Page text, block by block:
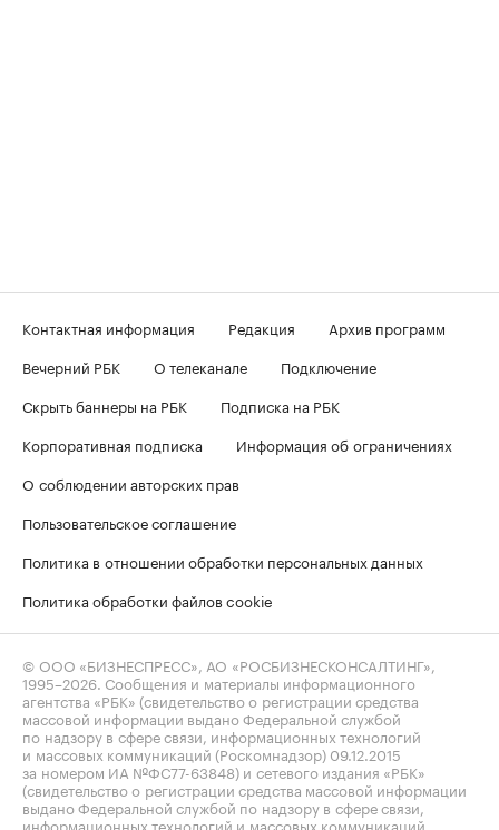
Контактная информация Редакция
Архив программ
Вечерний РБК
О телеканале
Подключение
Скрыть баннеры на РБК
Подписка на РБК
Корпоративная подписка
Информация об ограничениях
О соблюдении авторских прав
Пользовательское соглашение
Политика в отношении обработки персональных данных
Политика обработки файлов cookie
© ООО «БИЗНЕСПРЕСС», АО «РОСБИЗНЕСКОНСАЛТИНГ»,
1995–2026 . Сообщения и материалы информационного
агентства «РБК» (свидетельство о регистрации средства
массовой информации выдано Федеральной службой
по надзору в сфере связи, информационных технологий
и массовых коммуникаций (Роскомнадзор) 09.12.2015
за номером ИА №ФС77-63848) и сетевого издания «РБК»
(свидетельство о регистрации средства массовой информации
выдано Федеральной службой по надзору в сфере связи,
информационных технологий и массовых коммуникаций